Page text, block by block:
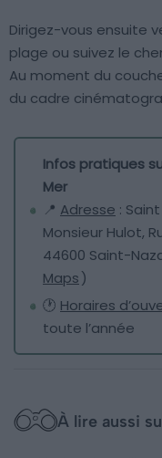
Dirigez-vous ensuite
plage ou suivez le
Au moment du
du cadre
Infos pratiques
Mer
📍 Adresse :
Monsieur Hulot,
44600 Saint-
Maps)
🕐 Horaires
toute l’année
À lire aussi